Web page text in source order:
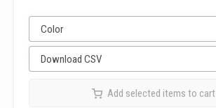
Color
Download CSV
Add selected items to cart